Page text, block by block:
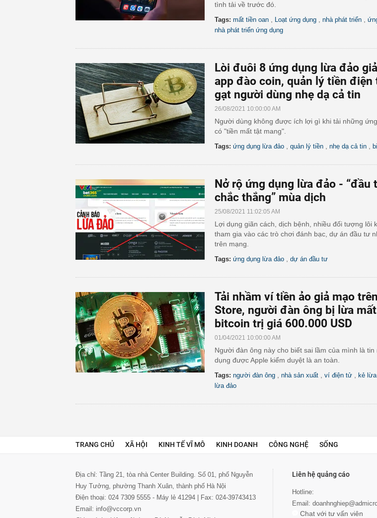
tình tải về trước đó.
Tags: mất tiền oan Loạt ứng dụng nhà phát triển
nhà phát triển ứng dụng
Lòi đuôi 8 ứng dụng lừa đảo
app đào coin, quản lý tiền điện
gạt người dùng nhẹ dạ cả tin
26/08/2021 10:00:00 AM
Người dùng không được ích lợi gì khi tải những
có "tiền mất tật mang".
Tags: ứng dụng lừa đảo quản lý tiền nhẹ dạ cả tin
Nở rộ ứng dụng lừa đảo - “đầu
chắc thắng” mùa dịch
25/08/2021 11:02:05 AM
Lợi dụng giãn cách, dịch bệnh, nhiều đối tượng lôi
tham gia vào các trò chơi đánh bạc, dự án đầu tư
trên mạng.
Tags: ứng dụng lừa đảo dự án đầu tư
Tải nhầm ví tiền ảo giả mạo
Store, người đàn ông bị lừa
bitcoin trị giá 600.000 USD
01/04/2021 10:00:00 AM
Người đàn ông này cho biết sai lầm của mình là tin
dụng được Apple kiểm duyệt là an toàn.
Tags: người đàn ông nhà sản xuất ví điện tử kẻ
lừa đảo
TRANG CHỦ XÃ HỘI KINH TẾ VĨ MÔ KINH DOANH CÔNG NGHỆ SỐNG
Địa chỉ: Tầng 21, tòa nhà Center Building. Số 01, phố Nguyễn
Huy Tưởng, phường Thanh Xuân, thành phố Hà Nội
Điện thoại: 024 7309 5555 - Máy lẻ 41294 | Fax: 024-39743413
Email: info@vccorp.vn
Liên hệ quảng cáo
Hotline:
Email:
Chat với tư vấn viên